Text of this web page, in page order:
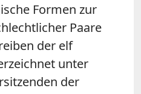
Formen zur
Paare
der elf
unter
der